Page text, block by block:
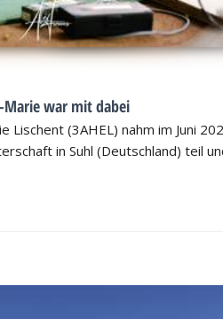
Marie war mit dabei
Lischent (3AHEL) nahm im Juni
in Suhl (Deutschland) teil